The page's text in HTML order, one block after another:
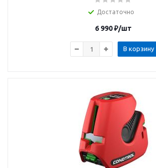
Достаточно
6 990₽/шт
В корзину